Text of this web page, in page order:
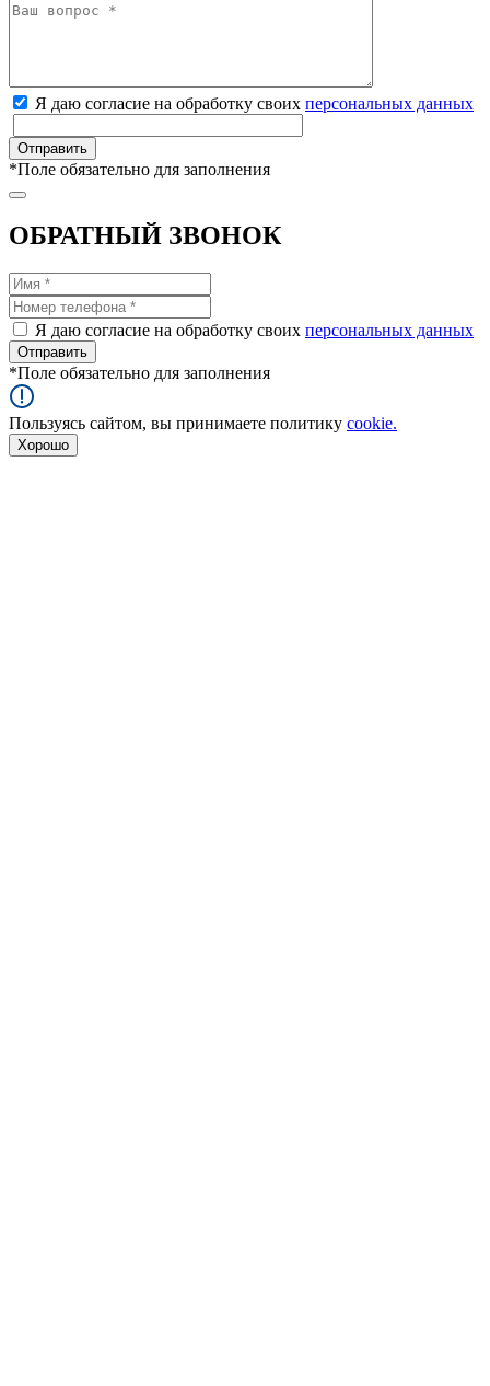
Я даю согласие на обработку своих персональных данных
*Поле обязательно для заполнения
ОБРАТНЫЙ ЗВОНОК
Я даю согласие на обработку своих персональных данных
*Поле обязательно для заполнения
Пользуясь сайтом, вы принимаете политику cookie.
Хорошо